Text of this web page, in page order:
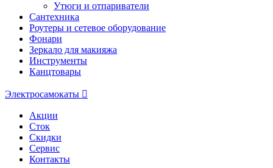
Утюги и отпариватели
Сантехника
Роутеры и сетевое оборудование
Фонари
Зеркало для макияжа
Инструменты
Канцтовары
Электросамокаты
Акции
Сток
Скидки
Сервис
Контакты